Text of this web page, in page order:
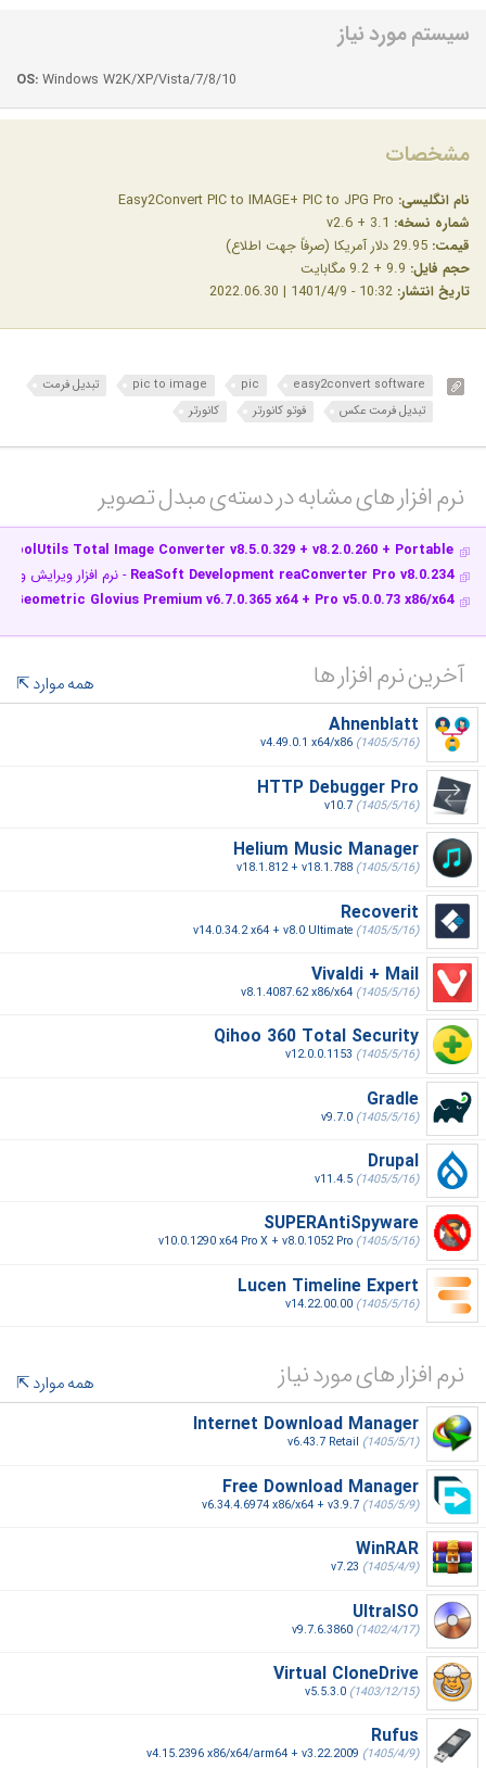
سیستم مورد نیاز
OS: Windows W2K/XP/Vista/7/8/10
مشخصات
نام انگلیسی:
شماره نسخه:
قیمت:
حجم فایل:
تاریخ انتشار:
easy2convert software
pic
pic to image
تبدیل فرمت
تبدیل فرمت عکس
فوتو کانورتر کانورتر
نرم افزار های مشابه در دسته‌ی‌ مبدل تصویر‎
CoolUtils Total Image Converter v8.5.0.329 + v8.2.0.260 + Portable
ReaSoft Development reaConverter Pro v8.0.234 - نرم افزار ویرایش و
Geometric Glovius Premium v6.7.0.365 x64 + Pro v5.0.0.73 x86/x64
آخرین نرم افزار ها
همه موارد
Ahnenblatt
v4.49.0.1 x64/x86 (1405/5/16)
HTTP Debugger Pro
v10.7 (1405/5/16)
Helium Music Manager
v18.1.812 + v18.1.788 (1405/5/16)
Recoverit
v14.0.34.2 x64 + v8.0 Ultimate (1405/5/16)
Vivaldi + Mail
v8.1.4087.62 x86/x64 (1405/5/16)
Qihoo 360 Total Security
v12.0.0.1153 (1405/5/16)
Gradle
v9.7.0 (1405/5/16)
Drupal
v11.4.5 (1405/5/16)
SUPERAntiSpyware
v10.0.1290 x64 Pro X + v8.0.1052 Pro (1405/5/16)
Lucen Timeline Expert
v14.22.00.00 (1405/5/16)
نرم افزار های مورد نیاز
همه موارد
Internet Download Manager
v6.43.7 Retail (1405/5/1)
Free Download Manager
v6.34.4.6974 x86/x64 + v3.9.7 (1405/5/9)
WinRAR
v7.23 (1405/4/9)
UltraISO
v9.7.6.3860 (1402/4/17)
Virtual CloneDrive
v5.5.3.0 (1403/12/15)
Rufus
v4.15.2396 x86/x64/arm64 + v3.22.2009 (1405/4/9)